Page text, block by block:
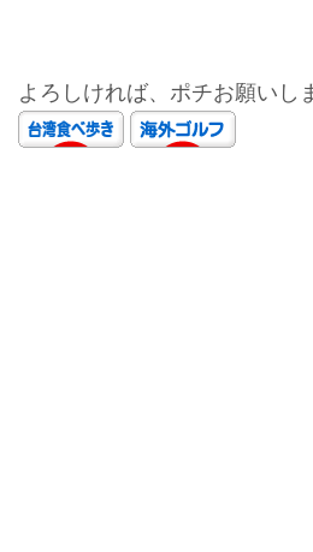
よろしければ、ポチお願いし